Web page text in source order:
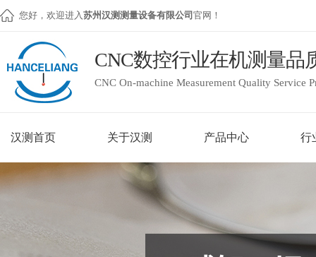
您好，欢迎进入苏州汉测测量设备有限公司 官网！
CNC数控行业在机测量品
CNC On-machine Measurement Quality Service
汉测首页 关于汉测 产品中心 行